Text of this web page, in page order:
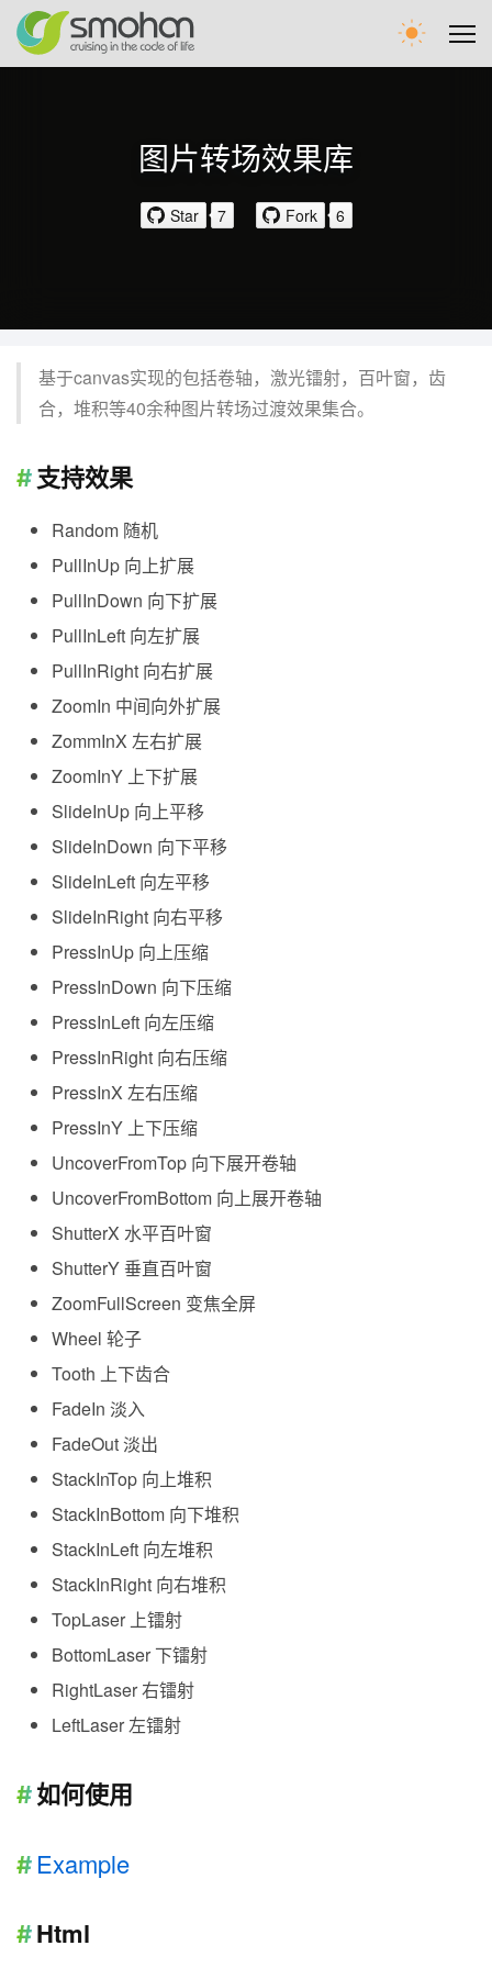
文章
留言
图片转场效果库
Star 7 Fork 6
基于canvas实现的包括卷轴，激光镭射，百叶窗，齿
合，堆积等40余种图片转场过渡效果集合。
支持效果
Random 随机
PullInUp 向上扩展
PullInDown 向下扩展
PullInLeft 向左扩展
PullInRight 向右扩展
ZoomIn 中间向外扩展
ZommInX 左右扩展
ZoomInY 上下扩展
SlideInUp 向上平移
SlideInDown 向下平移
SlideInLeft 向左平移
SlideInRight 向右平移
PressInUp 向上压缩
PressInDown 向下压缩
PressInLeft 向左压缩
PressInRight 向右压缩
PressInX 左右压缩
PressInY 上下压缩
UncoverFromTop 向下展开卷轴
UncoverFromBottom 向上展开卷轴
ShutterX 水平百叶窗
ShutterY 垂直百叶窗
ZoomFullScreen 变焦全屏
Wheel 轮子
Tooth 上下齿合
FadeIn 淡入
FadeOut 淡出
StackInTop 向上堆积
StackInBottom 向下堆积
StackInLeft 向左堆积
StackInRight 向右堆积
TopLaser 上镭射
BottomLaser 下镭射
RightLaser 右镭射
LeftLaser 左镭射
如何使用
Example
Html